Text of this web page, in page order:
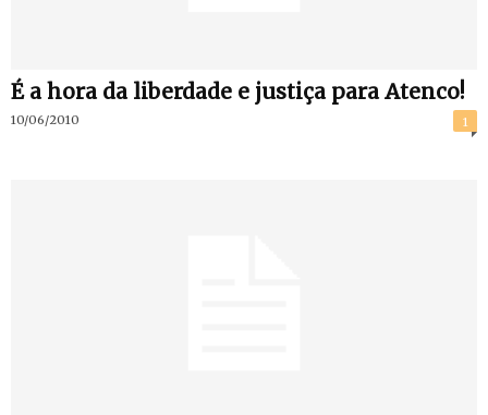
É a hora da liberdade e justiça para Atenco!
10/06/2010 1